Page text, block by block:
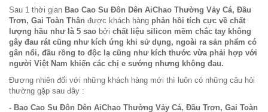
Sau 1 thời gian Bao Cao Su Đôn Dên AiChao Thường Vảy Cá, Đầu
Trơn, Gai Toàn Thân được khách hàng phản hồi tích cực về chất
lượng hầu như là 5 sao bởi chất liệu silicon mềm chắc tay không
gây đau rát cũng như kích ứng khi sử dụng, ngoài ra sản phẩm có
gân nổi, đầu rồng to độc lạ cũng như kích thước vừa phải hợp với
người Việt Nam khiến các chị e sướng nhưng không đau.
Đương nhiên đối với những khách hàng mới thì luôn có những câu hỏi
thường gặp sau đây :
- Bao Cao Su Đôn Dên AiChao Thường Vảy Cá, Đầu Trơn, Gai Toàn